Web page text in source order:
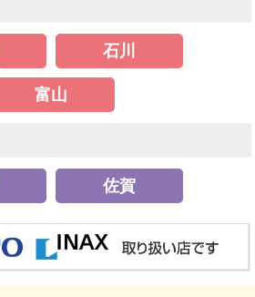
石川
富山
佐賀